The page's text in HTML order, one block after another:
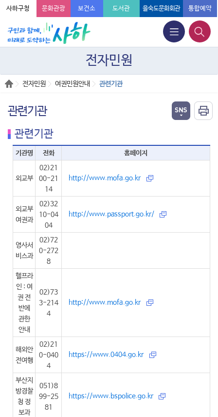
사하구청 문화관광 보건소 도서관 을숙도문화회관 통합예약
전자민원
전자민원 여권민원안내 관련기관
관련기관
관련기관
기관명 전화 홈페이지
외교부
02)21
00-21
14
http://www.mofa.go.kr
외교부
여권과
02)32
10-04
04
http://www.passport.go.kr/
영사서
비스과
02)72
0-272
8
헬프라
인 : 여
권 전
반에
관한
안내
02)73
3-214
4
http://www.mofa.go.kr
해외안
전여행
02)21
0-040
4
https://www.0404.go.kr
부산지
방경찰
청 정
보과
051)8
99-25
81
https://www.bspolice.go.kr